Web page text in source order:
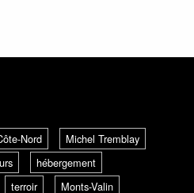
Nord
Michel Tremblay
hébergement
terroir Monts-Valin